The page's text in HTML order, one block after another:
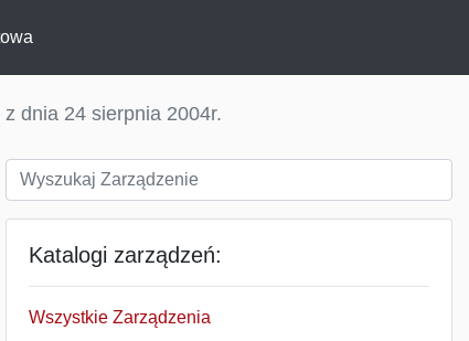
dnia 24 sierpnia 2004r.
Katalogi zarządzeń:
Wszystkie Zarządzenia